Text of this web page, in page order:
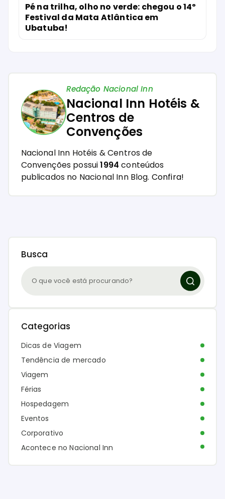
Pé na trilha, olho no verde: chegou o 14º
Festival da Mata Atlântica em
Ubatuba!
Redação Nacional Inn
Nacional Inn Hotéis &
Centros de
Convenções
Nacional Inn Hotéis & Centros de
Convenções possui1994 conteúdos
publicados no Nacional Inn Blog. Confira!
Busca
Categorias
Dicas de Viagem
Tendência de mercado
Viagem
Férias
Hospedagem
Eventos
Corporativo
Acontece no Nacional Inn